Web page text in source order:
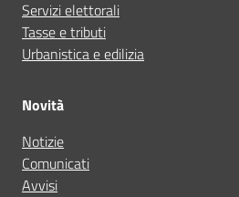
Servizi elettorali
Tasse e tributi
Urbanistica e edilizia
Novità
Notizie
Comunicati
Avvisi